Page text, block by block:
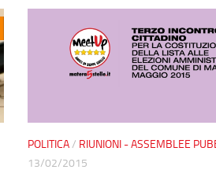
POLITICA/ RIUNIONI - ASSEMBLEE
13/02/2015